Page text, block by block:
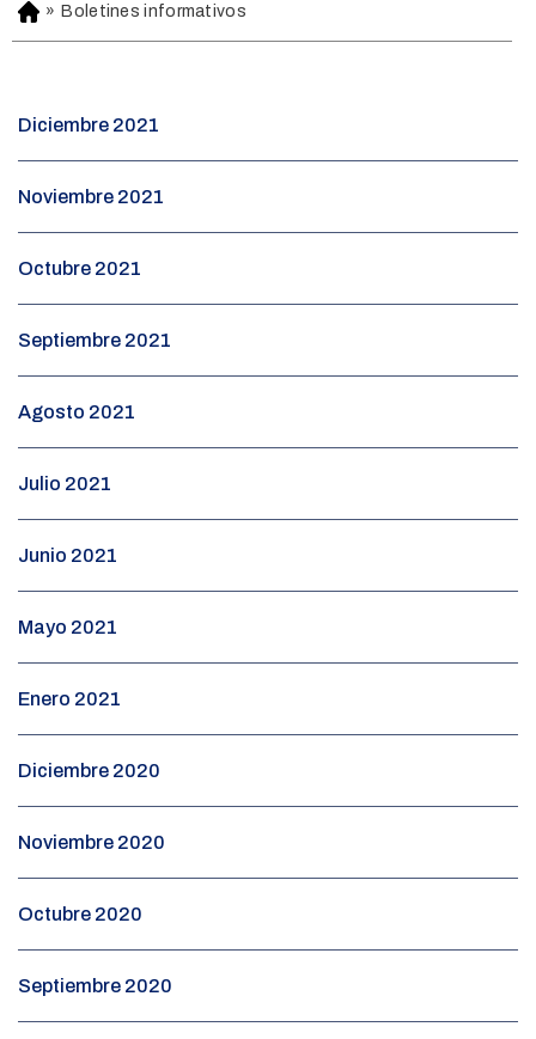
H
o
» Boletines informativos
Diciembre 2021
Noviembre 2021
Octubre 2021
Septiembre 2021
Agosto 2021
Julio 2021
Junio 2021
Mayo 2021
Enero 2021
Diciembre 2020
Noviembre 2020
Octubre 2020
Septiembre 2020